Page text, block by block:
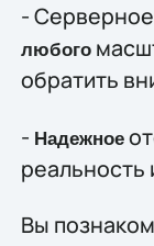
-
любого
обратить
- Надежное
Вы